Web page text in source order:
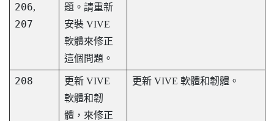
206,
207
題。請重新
安裝 VIVE
軟體來修正
這個問題。
208
更新 VIVE
軟體和韌
體，來修正
更新 VIVE 軟體和韌體。